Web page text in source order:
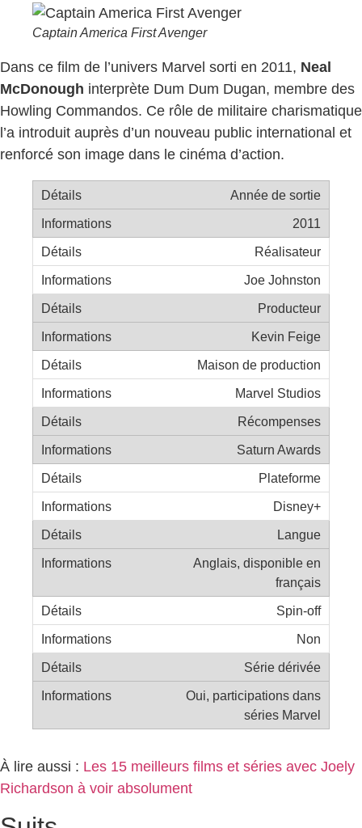
Captain America First Avenger
Dans ce film de l’univers Marvel sorti en 2011, Neal
McDonough interprète Dum Dum Dugan, membre des
Howling Commandos. Ce rôle de militaire charismatique
l’a introduit auprès d’un nouveau public international et
renforcé son image dans le cinéma d’action.
Année de sortie
2011
Réalisateur
Joe Johnston
Producteur
Kevin Feige
Maison de production
Marvel Studios
Récompenses
Saturn Awards
Plateforme
Disney+
Langue
Anglais, disponible en
français
Spin-off
Non
Série dérivée
Oui, participations dans
séries Marvel
À lire aussi : Les 15 meilleurs films et séries avec Joely
Richardson à voir absolument